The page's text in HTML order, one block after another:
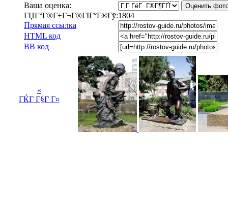
Ваша оценка:
ГЏГ°Г®Г±Г¬Г®ГІГ°Г®Гў:1804
Прямая ссылка
HTML код
BB код
«
ГЌГ Г§Г Г¤